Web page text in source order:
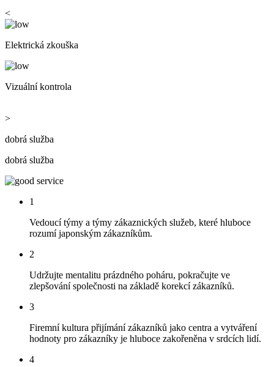
<
Elektrická zkouška
Vizuální kontrola
>
dobrá služba
dobrá služba
1
Vedoucí týmy a týmy zákaznických služeb, které hluboce
rozumí japonským zákazníkům.
2
Udržujte mentalitu prázdného poháru, pokračujte ve
zlepšování společnosti na základě korekcí zákazníků.
3
Firemní kultura přijímání zákazníků jako centra a vytváření
hodnoty pro zákazníky je hluboce zakořeněna v srdcích lidí.
4